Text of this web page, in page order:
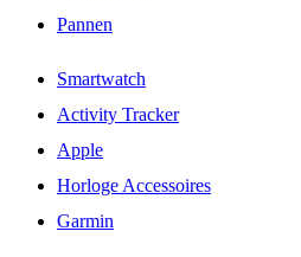
Pannen
Smartwatch
Activity Tracker
Apple
Horloge Accessoires
Garmin